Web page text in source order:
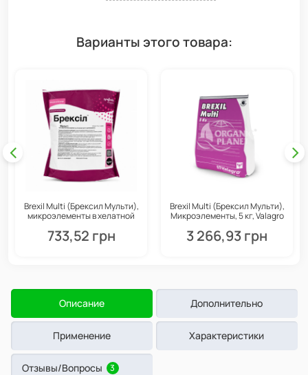
Варианты этого товара:
Brexil Multi (Брексил Мульти),
микроэлементы в хелатной
733,52 грн
Brexil Multi (Брексил Мульти),
Микроэлементы, 5 кг, Valagro
3 266,93 грн
Описание Дополнительно
Применение Характеристики
Отзывы/Вопросы 3